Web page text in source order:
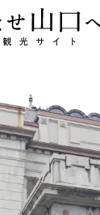
口県観光サイト